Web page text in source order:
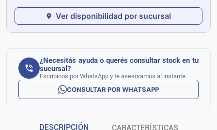
Ver disponibilidad por sucursal
¿Necesitás ayuda o querés consultar stock en tu
sucursal?
Escribinos por WhatsApp y te asesoramos al instante.
CONSULTAR POR WHATSAPP
DESCRIPCIÓN CARACTERÍSTICAS